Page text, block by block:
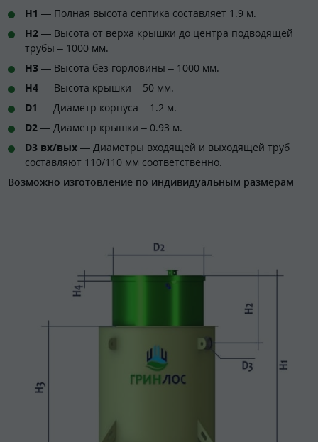
H1 — Полная высота септика составляет 1.9 м.
H2 — Высота от верха крышки до центра подводящей
трубы – 1000 мм.
H3 — Высота без горловины – 1000 мм.
H4 — Высота крышки – 50 мм.
D1 — Диаметр корпуса – 1.2 м.
D2 — Диаметр крышки – 0.93 м.
D3 вх/вых — Диаметры входящей и выходящей труб
составляют 110/110 мм соответственно.
Возможно изготовление по индивидуальным размерам